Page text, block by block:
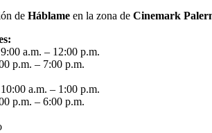
de Háblame en la zona de Cinemark
a.m. – 12:00 p.m.
p.m. – 7:00 p.m.
a.m. – 1:00 p.m.
p.m. – 6:00 p.m.